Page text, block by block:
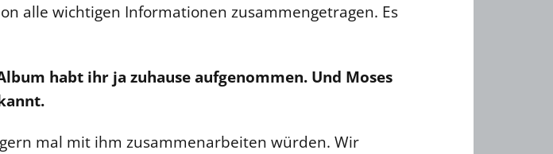
alle wichtigen Informationen zusammengetragen. Es
habt ihr ja zuhause aufgenommen. Und Moses
mal mit ihm zusammenarbeiten würden. Wir